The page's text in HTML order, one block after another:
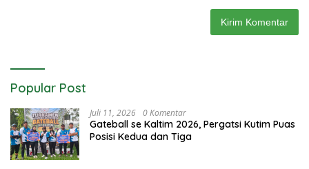
Popular Post
Juli 11, 2026 0 Komentar
Gateball se Kaltim 2026, Pergatsi Kutim Puas
Posisi Kedua dan Tiga